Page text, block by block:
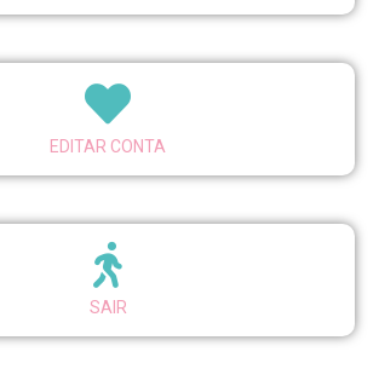
EDITAR CONTA
SAIR